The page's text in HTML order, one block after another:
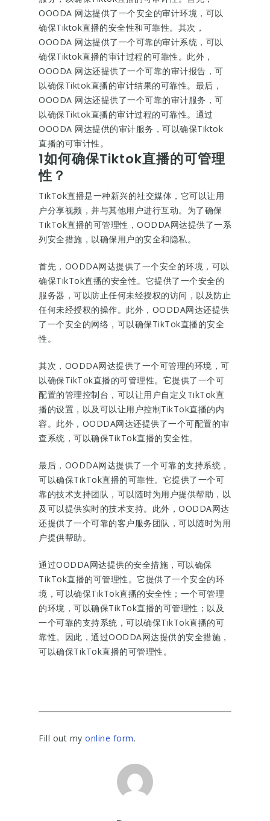
OOODA 网达提供了一个安全的审计环境，可以
确保Tiktok直播的安全性和可靠性。其次，
OOODA 网达提供了一个可靠的审计系统，可以
确保Tiktok直播的审计过程的可靠性。此外，
OOODA 网达还提供了一个可靠的审计报告，可
以确保Tiktok直播的审计结果的可靠性。最后，
OOODA 网达还提供了一个可靠的审计服务，可
以确保Tiktok直播的审计过程的可靠性。通过
OOODA 网达提供的审计服务，可以确保Tiktok
直播的可审计性。
1如何确保Tiktok直播的可管理
性？
TikTok直播是一种新兴的社交媒体，它可以让用
户分享视频，并与其他用户进行互动。为了确保
TikTok直播的可管理性，OODDA网达提供了一系
列安全措施，以确保用户的安全和隐私。
首先，OODDA网达提供了一个安全的环境，可以
确保TikTok直播的安全性。它提供了一个安全的
服务器，可以防止任何未经授权的访问，以及防止
任何未经授权的操作。此外，OODDA网达还提供
了一个安全的网络，可以确保TikTok直播的安全
性。
其次，OODDA网达提供了一个可管理的环境，可
以确保TikTok直播的可管理性。它提供了一个可
配置的管理控制台，可以让用户自定义TikTok直
播的设置，以及可以让用户控制TikTok直播的内
容。此外，OODDA网达还提供了一个可配置的审
查系统，可以确保TikTok直播的安全性。
最后，OODDA网达提供了一个可靠的支持系统，
可以确保TikTok直播的可靠性。它提供了一个可
靠的技术支持团队，可以随时为用户提供帮助，以
及可以提供实时的技术支持。此外，OODDA网达
还提供了一个可靠的客户服务团队，可以随时为用
户提供帮助。
通过OODDA网达提供的安全措施，可以确保
TikTok直播的可管理性。它提供了一个安全的环
境，可以确保TikTok直播的安全性；一个可管理
的环境，可以确保TikTok直播的可管理性；以及
一个可靠的支持系统，可以确保TikTok直播的可
靠性。因此，通过OODDA网达提供的安全措施，
可以确保TikTok直播的可管理性。
Fill out my online form.